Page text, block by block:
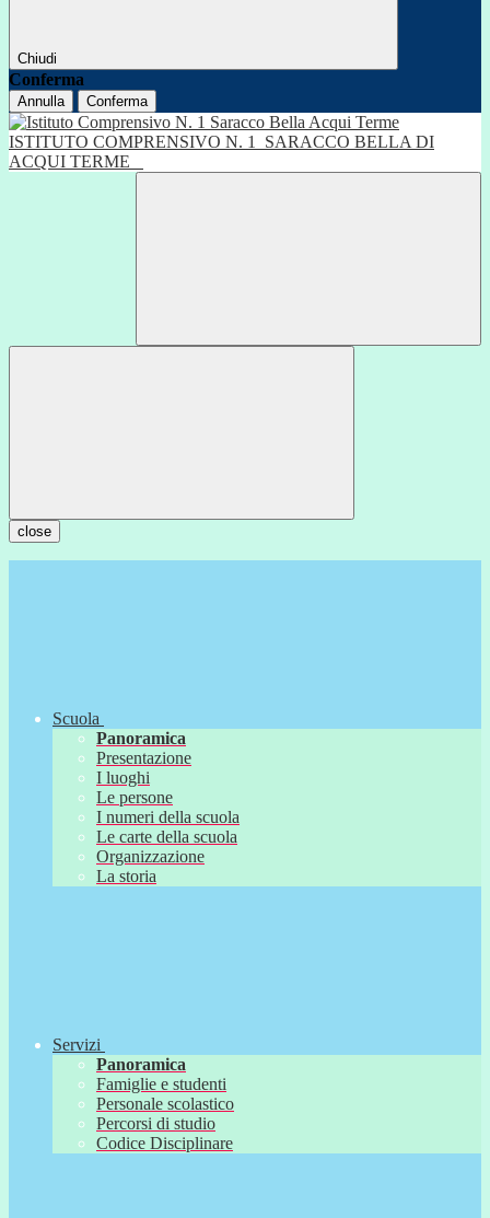
Chiudi
Conferma
Annulla Conferma
ISTITUTO COMPRENSIVO N. 1
SARACCO BELLA DI
ACQUI TERME
close
Scuola
Panoramica
Presentazione
I luoghi
Le persone
I numeri della scuola
Le carte della scuola
Organizzazione
La storia
Servizi
Panoramica
Famiglie e studenti
Personale scolastico
Percorsi di studio
Codice Disciplinare